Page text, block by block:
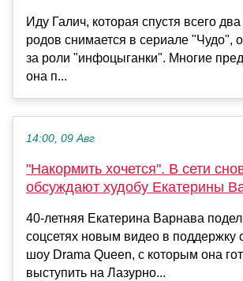
Иду Галич, которая спустя всего
родов снимается в сериале "Чудо",
за роли "инфоцыганки". Многие
она п...
14:00, 09 Авг
"Накормить хочется". В сети
обсуждают худобу Екатерины
40-летняя Екатерина Варнава
соцсетях новым видео в поддержку
шоу Drama Queen, с которым она
выступить на Лазурно...